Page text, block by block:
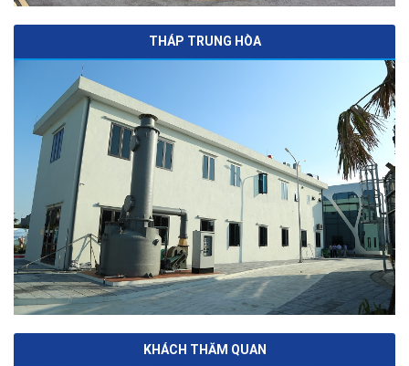
THÁP TRUNG HÒA
KHÁCH THĂM QUAN